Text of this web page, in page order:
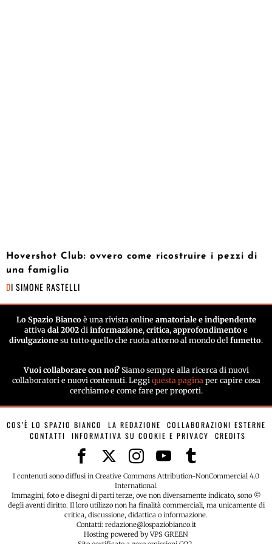
Hovershot Club: ovvero come ricostruire i pezzi di
una famiglia
DI SIMONE RASTELLI
Lo Spazio Biancoè una rivista online amatoriale e indipendente
attiva dal 2002 di informazione, critica, approfondimento e
divulgazione su tutto quello che ruota attorno al mondo del fumetto.
Vuoi collaborare con noi? Siamo sempre alla ricerca di nuovi
collaboratori e nuovi contenuti. Leggi questa pagina per capire cosa
cerchiamo e come fare per proporti.
COS’È LO SPAZIO BIANCO LA REDAZIONE
COLLABORAZIONI ESTERNE
CONTATTI
INFORMATIVA SU COOKIE E PRIVACY CREDITS
I contenuti sono diffusi in Creative Commons Attribution-NonCommercial 4.0
International.
Immagini, foto e disegni di parti terze, ove non diversamente indicato, sono ©
degli aventi diritto. Il loro utilizzo non ha finalità commerciali, ma unicamente di
critica, discussione, didattica o informazione.
Contatti: redazione@lospaziobianco.it
Hosting powered by VPS GREEN